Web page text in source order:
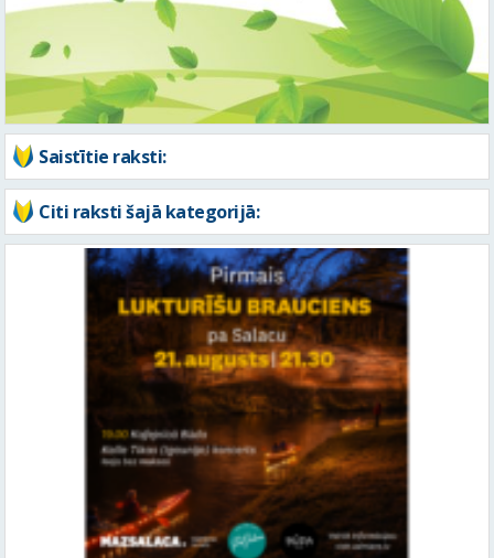
Saistītie raksti:
Citi raksti šajā kategorijā:
Pievienojies pirmajam “Lukturīšu braucienam” un pavadi “Salacas
mauciena” dalībniekus ceļā uz jūru!